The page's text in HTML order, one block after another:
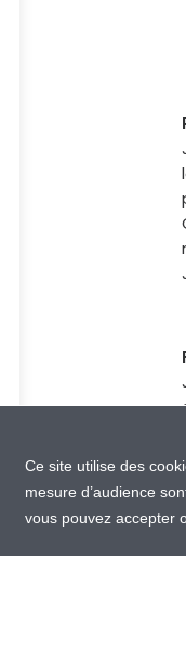
Ce site utilise des
mesure d’audience
vous pouvez accepter